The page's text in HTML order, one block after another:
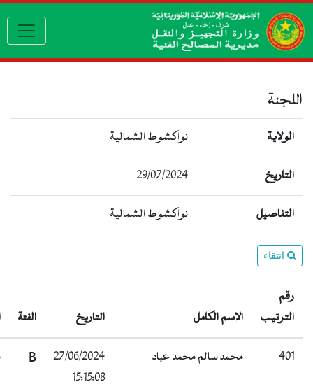
نواكشوط الشمالية
29/07/2024
نواكشوط الشمالية
الإسم الكامل الحالة
محمد سالم محمد عباد
27/06/2024
B ناجح